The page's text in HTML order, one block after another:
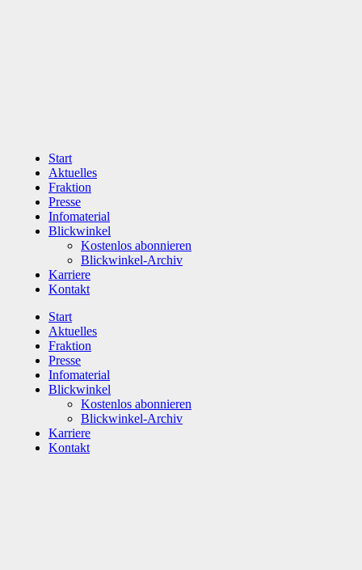
Start
Aktuelles
Fraktion
Presse
Infomaterial
Blickwinkel
Kostenlos abonnieren
Blickwinkel-Archiv
Karriere
Kontakt
Start
Aktuelles
Fraktion
Presse
Infomaterial
Blickwinkel
Kostenlos abonnieren
Blickwinkel-Archiv
Karriere
Kontakt